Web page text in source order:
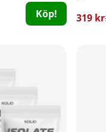
Köp! 319 kr